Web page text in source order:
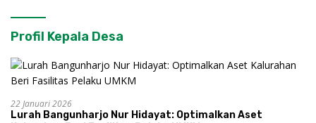
Profil Kepala Desa
22 Januari 2026
Lurah Bangunharjo Nur Hidayat: Optimalkan Aset